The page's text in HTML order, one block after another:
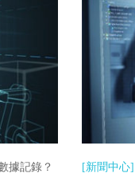
據記錄？ [新聞中心]